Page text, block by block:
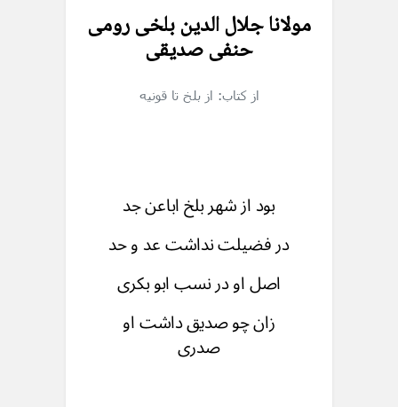
مولانا جلال الدین بلخی رومی
حنفی صدیقی
از کتاب: از بلخ تا قونیه
بود از شهر بلخ اباعن جد
در فضیلت نداشت عد و حد
اصل او در نسب ابو بکری
زان چو صدیق داشت او
صدری